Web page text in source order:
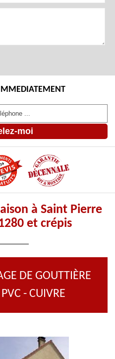
à Saint Pierre
et crépis
DE GOUTTIÈRE
- CUIVRE